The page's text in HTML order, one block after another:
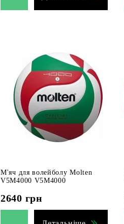
М'яч для волейболу Molten
V5M4000 V5M4000
2640 грн